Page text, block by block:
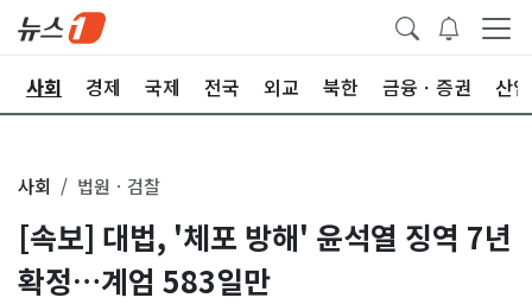
사회 경제 국제 전국 외교 북한 금융ㆍ증권 산업
사회 법원ㆍ검찰
[속보] 대법, '체포 방해' 윤석열 징역 7년
확정…계엄 583일만